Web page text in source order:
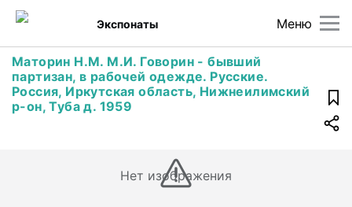
Меню
Экспонаты
Маторин Н.М. М.И. Говорин - бывший
партизан, в рабочей одежде. Русские.
Россия, Иркутская область, Нижнеилимский
р-он, Туба д. 1959
Нет изображения